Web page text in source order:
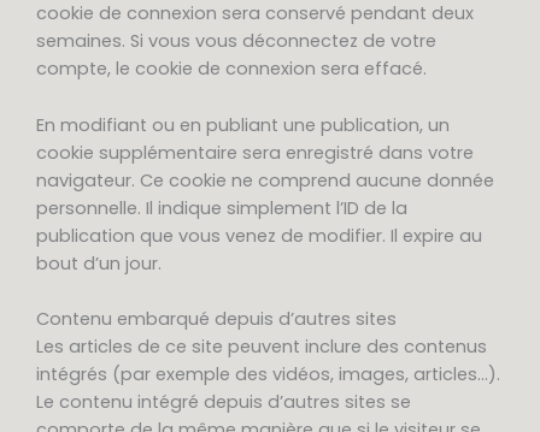
cookie de connexion sera conservé pendant deux
semaines. Si vous vous déconnectez de votre
compte, le cookie de connexion sera effacé.
En modifiant ou en publiant une publication, un
cookie supplémentaire sera enregistré dans votre
navigateur. Ce cookie ne comprend aucune donnée
personnelle. Il indique simplement l’ID de la
publication que vous venez de modifier. Il expire au
bout d’un jour.
Contenu embarqué depuis d’autres sites
Les articles de ce site peuvent inclure des contenus
intégrés (par exemple des vidéos, images, articles…).
Le contenu intégré depuis d’autres sites se